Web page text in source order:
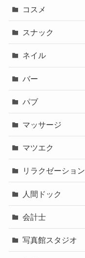
コスメ
スナック
ネイル
バー
パブ
マッサージ
マツエク
リラクゼーション
人間ドック
会計士
写真館スタジオ